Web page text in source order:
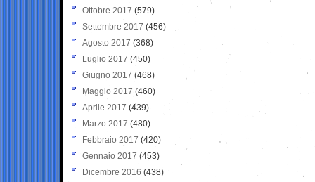
Ottobre 2017 (579)
Settembre 2017 (456)
Agosto 2017 (368)
Luglio 2017 (450)
Giugno 2017 (468)
Maggio 2017 (460)
Aprile 2017 (439)
Marzo 2017 (480)
Febbraio 2017 (420)
Gennaio 2017 (453)
Dicembre 2016 (438)